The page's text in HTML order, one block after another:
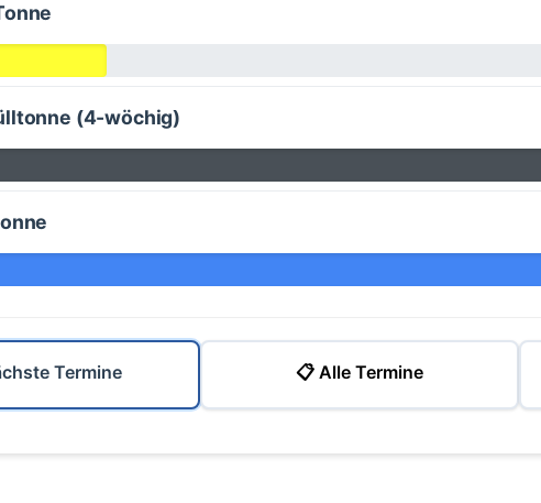
(4-wöchig)
Termine 📋 Alle Termine